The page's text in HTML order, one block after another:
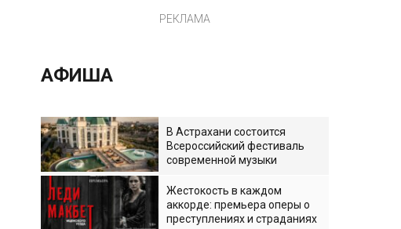
РЕКЛАМА
АФИША
В Астрахани состоится
Всероссийский фестиваль
современной музыки
Жестокость в каждом
аккорде: премьера оперы о
преступлениях и страданиях